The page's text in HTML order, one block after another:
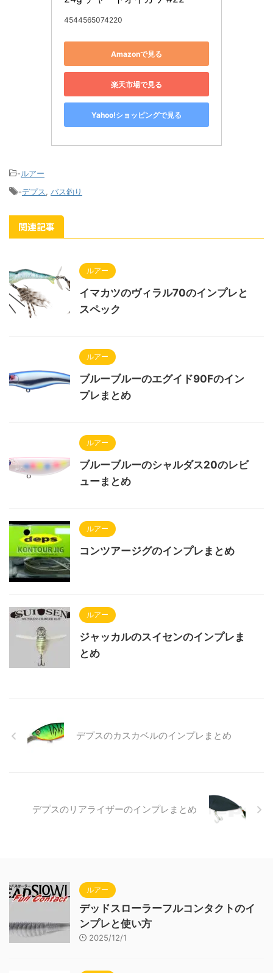
4544565074220
Amazonで見る
楽天市場で見る
Yahoo!ショッピングで見る
-ルアー
-デプス, バス釣り
関連記事
ルアー
イマカツのヴィラル70のインプレと
スペック
ルアー
ブルーブルーのエグイド90Fのイン
プレまとめ
ルアー
ブルーブルーのシャルダス20のレビ
ューまとめ
ルアー
コンツアージグのインプレまとめ
ルアー
ジャッカルのスイセンのインプレま
とめ
デプスのカスカベルのインプレまとめ
デプスのリアライザーのインプレまとめ
ルアー
デッドスローラーフルコンタクトのイ
ンプレと使い方
2025/12/1